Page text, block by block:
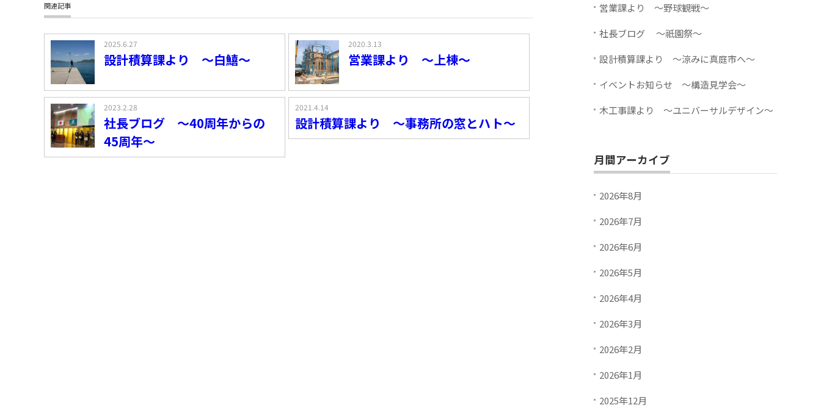
関連記事
2025.6.27
設計積算課より ～白鱚～
2020.3.13
営業課より ～上棟～
2023.2.28
社長ブログ ～40周年からの
45周年～
2021.4.14
設計積算課より ～事務所の窓とハト～
営業課より ～野球観戦～
社長ブログ ～祇園祭～
設計積算課より ～涼みに真庭市へ～
イベントお知らせ ～構造見学会～
木工事課より ～ユニバーサルデザイン～
月間アーカイブ
2026年8月
2026年7月
2026年6月
2026年5月
2026年4月
2026年3月
2026年2月
2026年1月
2025年12月